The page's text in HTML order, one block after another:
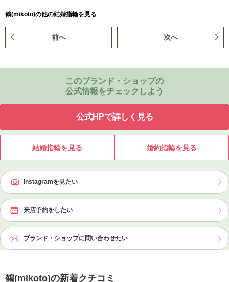
鶴(mikoto)の他の結婚指輪を見る
前へ 次へ
このブランド・ショップの
公式情報をチェックしよう
公式HPで詳しく見る
結婚指輪を見る 婚約指輪を見る
instagramを見たい
来店予約をしたい
ブランド・ショップに問い合わせたい
鶴(mikoto)の新着クチコミ